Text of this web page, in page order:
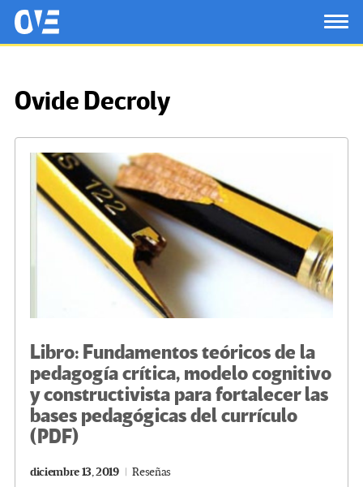
Saltar al contenido principal
OtrasVocesenEducacion.org
Ovide Decroly
Libro: Fundamentos teóricos de la
pedagogía crítica, modelo cognitivo
y constructivista para fortalecer las
bases pedagógicas del currículo
(PDF)
diciembre 13, 2019 Reseñas